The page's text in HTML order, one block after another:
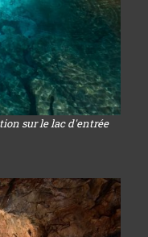
sur le lac d'entrée